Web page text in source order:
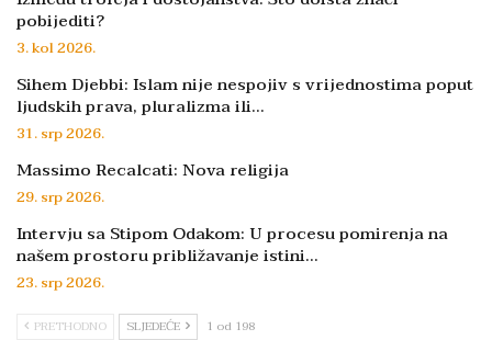
pobijediti?
3. kol 2026.
Sihem Djebbi: Islam nije nespojiv s vrijednostima poput
ljudskih prava, pluralizma ili…
31. srp 2026.
Massimo Recalcati: Nova religija
29. srp 2026.
Intervju sa Stipom Odakom: U procesu pomirenja na
našem prostoru približavanje istini…
23. srp 2026.
PRETHODNO SLJEDEĆE 1 od 198